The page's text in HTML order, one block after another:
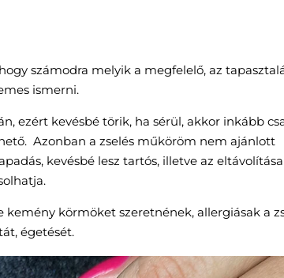
számodra melyik a megfelelő, az
ismerni.
ezért kevésbé törik, ha sérül, akkor inkább
Azonban a zselés műköröm nem ajánlott
kevésbé lesz tartós, illetve az eltávolítása
körmöket szeretnének, allergiásak a
égetését.